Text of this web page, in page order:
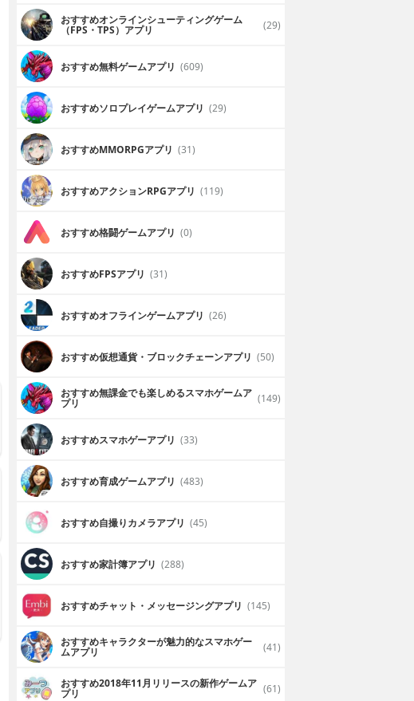
おすすめオンラインシューティングゲーム
（FPS・TPS）アプリ (29)
おすすめ無料ゲームアプリ (609)
おすすめソロプレイゲームアプリ (29)
おすすめ MMORPGアプリ (31)
おすすめアクションRPGアプリ (119)
おすすめ格闘ゲームアプリ (0)
おすすめFPSアプリ (31)
おすすめオフラインゲームアプリ (26)
おすすめ仮想通貨・ブロックチェーンアプリ (50)
おすすめ無課金でも楽しめるスマホゲームア
プリ (149)
おすすめスマホゲーアプリ (33)
おすすめ育成ゲームアプリ (483)
おすすめ自撮りカメラアプリ (45)
おすすめ家計簿アプリ (288)
おすすめチャット・メッセージングアプリ (145)
おすすめキャラクターが魅力的なスマホゲー
ムアプリ (41)
おすすめ2018年11月リリースの新作ゲームア
プリ (61)